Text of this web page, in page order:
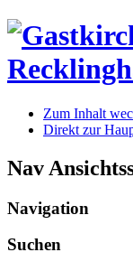
Zum Inhalt
Direkt zur
Nav
Navigation
Suchen